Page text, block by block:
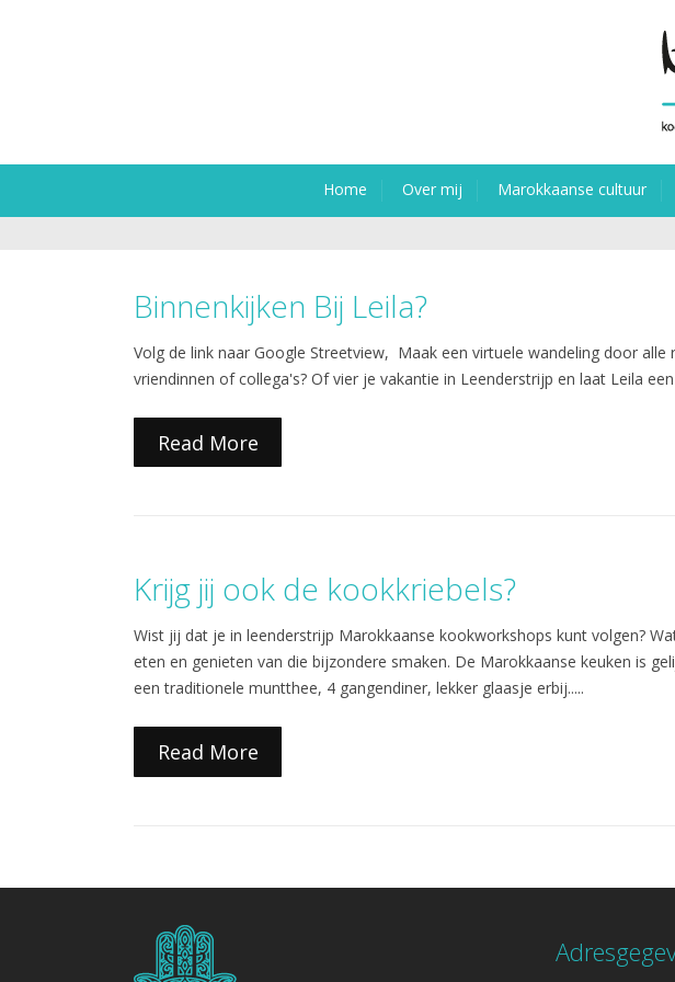
Home Over mij Marokkaanse cultuur
Binnenkijken Bij Leila?
Volg de link naar Google Streetview, Maak een virtuele wandeling door
vriendinnen of collega's? Of vier je vakantie in Leenderstrijp en laat Leila
Read More
Krijg jij ook de kookkriebels?
Wist jij dat je in leenderstrijp Marokkaanse kookworkshops kunt volgen?
eten en genieten van die bijzondere smaken. De Marokkaanse keuken is
een traditionele muntthee, 4 gangendiner, lekker glaasje erbij.....
Read More